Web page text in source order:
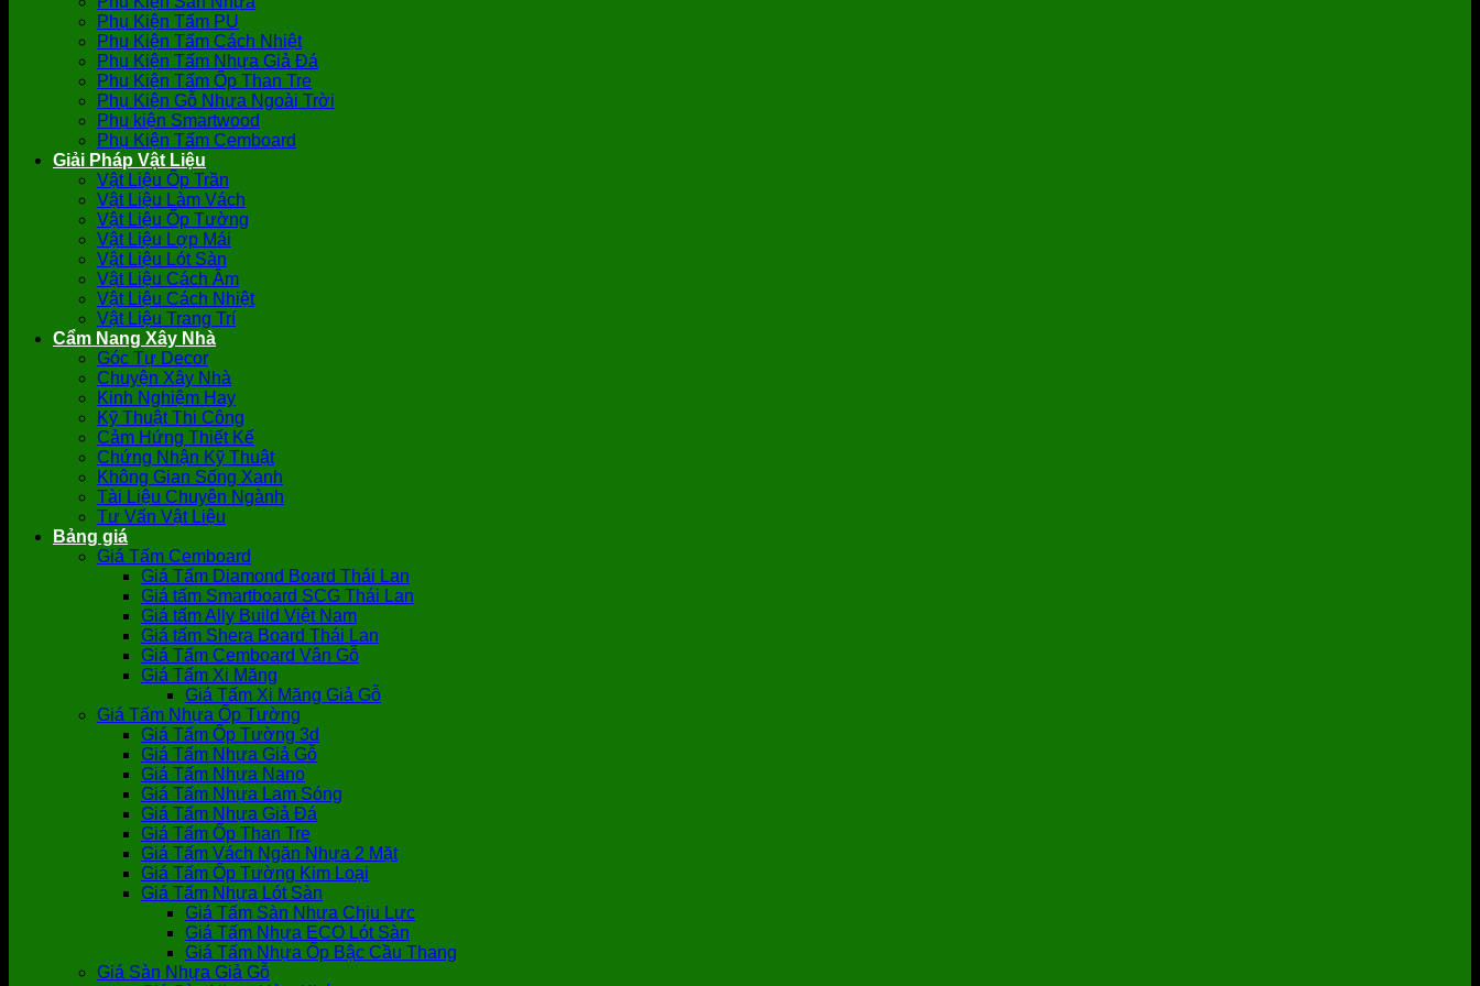
Phụ Kiện Tấm PU
Phụ Kiện Tấm Cách Nhiệt
Phụ Kiện Tấm Nhựa Giả Đá
Phụ Kiện Tấm Ốp Than Tre
Phụ Kiện Gỗ Nhựa Ngoài Trời
Phụ kiện Smartwood
Phụ Kiện Tấm Cemboard
Giải Pháp Vật Liệu
Vật Liệu Ốp Trần
Vật Liệu Làm Vách
Vật Liệu Ốp Tường
Vật Liệu Lợp Mái
Vật Liệu Lót Sàn
Vật Liệu Cách Âm
Vật Liệu Cách Nhiệt
Vật Liệu Trang Trí
Cẩm Nang Xây Nhà
Góc Tự Decor
Chuyện Xây Nhà
Kinh Nghiệm Hay
Kỹ Thuật Thi Công
Cảm Hứng Thiết Kế
Chứng Nhận Kỹ Thuật
Không Gian Sống Xanh
Tài Liệu Chuyên Ngành
Tư Vấn Vật Liệu
Bảng giá
Giá Tấm Cemboard
Giá Tấm Diamond Board Thái Lan
Giá tấm Smartboard SCG Thái Lan
Giá tấm Ally Build Việt Nam
Giá tấm Shera Board Thái Lan
Giá Tấm Cemboard Vân Gỗ
Giá Tấm Xi Măng
Giá Tấm Xi Măng Giả Gỗ
Giá Tấm Nhựa Ốp Tường
Giá Tấm Ốp Tường 3d
Giá Tấm Nhựa Giả Gỗ
Giá Tấm Nhựa Nano
Giá Tấm Nhựa Lam Sóng
Giá Tấm Nhựa Giả Đá
Giá Tấm Ốp Than Tre
Giá Tấm Vách Ngăn Nhựa 2 Mặt
Giá Tấm Ốp Tường Kim Loại
Giá Tấm Nhựa Lót Sàn
Giá Tấm Sàn Nhựa Chịu Lực
Giá Tấm Nhựa ECO Lót Sàn
Giá Tấm Nhựa Ốp Bậc Cầu Thang
Giá Sàn Nhựa Giả Gỗ